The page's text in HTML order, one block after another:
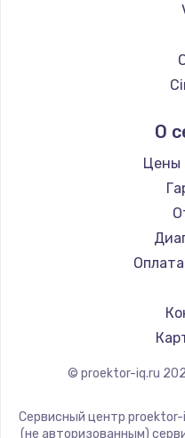
О
Цены
© proektor-iq.ru
Сервисный центр proektor-
(не авторизованным)